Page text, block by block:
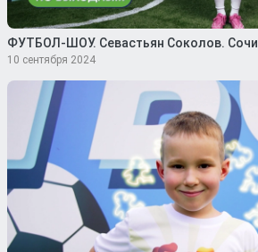
ФУТБОЛ-ШОУ. Севастьян Соколов. Сочи
10 сентября 2024